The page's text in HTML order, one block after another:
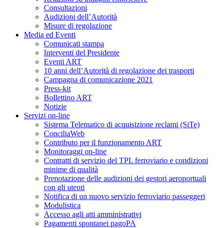
Consultazioni
Audizioni dell’Autorità
Misure di regolazione
Media ed Eventi
Comunicati stampa
Interventi del Presidente
Eventi ART
10 anni dell’Autorità di regolazione dei trasporti
Campagna di comunicazione 2021
Press-kit
Bollettino ART
Notizie
Servizi on-line
Sistema Telematico di acquisizione reclami (SiTe)
ConciliaWeb
Contributo per il funzionamento ART
Monitoraggi on-line
Contratti di servizio del TPL ferroviario e condizioni
minime di qualità
Prenotazione delle audizioni dei gestori aeroportuali
con gli utenti
Notifica di un nuovo servizio ferroviario passeggeri
Modulistica
Accesso agli atti amministrativi
Pagamenti spontanei pagoPA